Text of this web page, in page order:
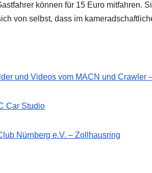
können für 15 Euro mitfahren.
von selbst, dass im
und Videos vom MACN und Crawler
Car Studio
Nürnberg e.V. – Zollhausring